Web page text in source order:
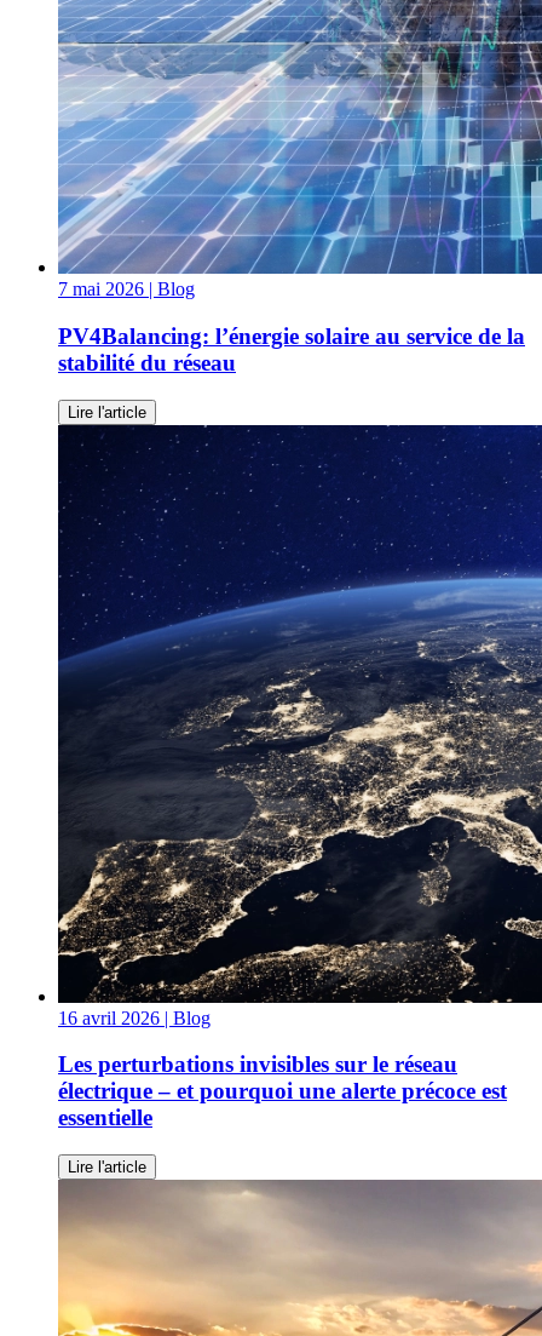
7 mai 2026 | Blog
PV4Balancing: l’énergie solaire au service de la
stabilité du réseau
Lire l'article
16 avril 2026 | Blog
Les perturbations invisibles sur le réseau
électrique – et pourquoi une alerte précoce est
essentielle
Lire l'article